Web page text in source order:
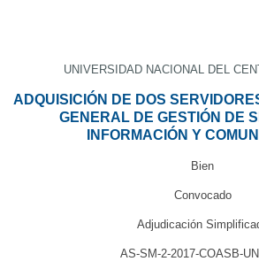
UNIVERSIDAD NACIONAL DEL
ADQUISICIÓN DE DOS
GENERAL DE GESTIÓN DE
INFORMACIÓN Y
Bien
Convocado
Adjudicación
AS-SM-2-2017-COASB-